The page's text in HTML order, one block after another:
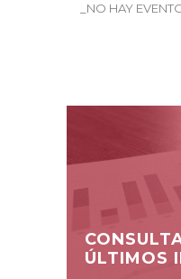
_NO HAY
ÚLTIMOS